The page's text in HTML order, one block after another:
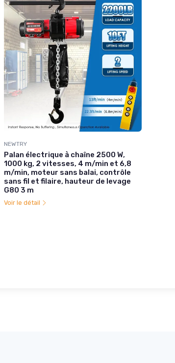
NEWTRY
Palan électrique à chaîne 2500 W,
1000 kg, 2 vitesses, 4 m/min et 6,8
m/min, moteur sans balai, contrôle
sans fil et filaire, hauteur de levage
G80 3 m
Voir le détail